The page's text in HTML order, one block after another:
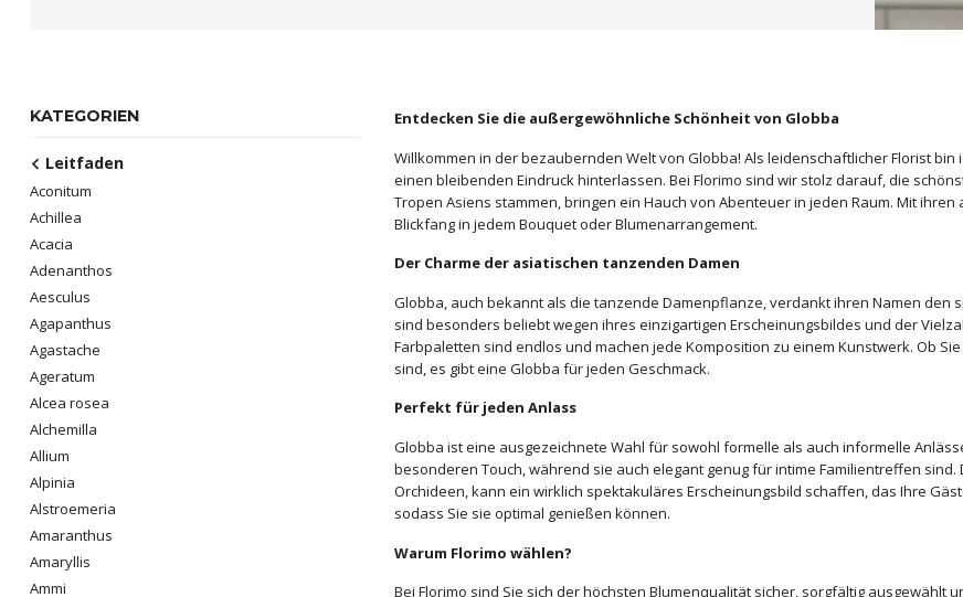
KATEGORIEN
Leitfaden
Aconitum
Achillea
Acacia
Adenanthos
Aesculus
Agapanthus
Agastache
Ageratum
Alcea rosea
Alchemilla
Allium
Alpinia
Alstroemeria
Amaranthus
Amaryllis
Ammi
Entdecken Sie die außergewöhnliche Schönheit von Globba
Willkommen in der bezaubernden Welt von Globba! Als leidenschaftlicher Florist
einen bleibenden Eindruck hinterlassen. Bei Florimo sind wir stolz darauf, die
Tropen Asiens stammen, bringen ein Hauch von Abenteuer in jeden Raum. Mit
Blickfang in jedem Bouquet oder Blumenarrangement.
Der Charme der asiatischen tanzenden Damen
Globba, auch bekannt als die tanzende Damenpflanze, verdankt ihren Namen den
sind besonders beliebt wegen ihres einzigartigen Erscheinungsbildes und der
Farbpaletten sind endlos und machen jede Komposition zu einem Kunstwerk. Ob
sind, es gibt eine Globba für jeden Geschmack.
Perfekt für jeden Anlass
Globba ist eine ausgezeichnete Wahl für sowohl formelle als auch informelle
besonderen Touch, während sie auch elegant genug für intime Familientreffen
Orchideen, kann ein wirklich spektakuläres Erscheinungsbild schaffen, das Ihre
sodass Sie sie optimal genießen können.
Warum Florimo wählen?
Bei Florimo sind Sie sich der höchsten Blumenqualität sicher, sorgfältig